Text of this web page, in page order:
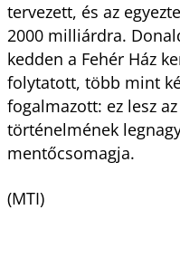
tervezett, és az
2000 milliárdra.
kedden a Fehér Ház
folytatott, több mint
fogalmazott: ez lesz
történelmének
mentőcsomagja.
(MTI)